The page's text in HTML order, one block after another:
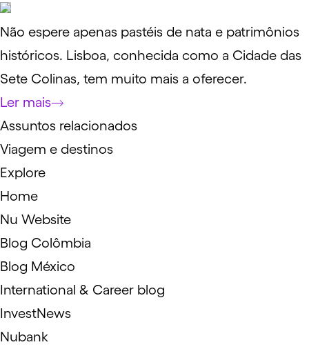
Não espere apenas pastéis de nata e patrimônios
históricos. Lisboa, conhecida como a Cidade das
Sete Colinas, tem muito mais a oferecer.
Ler mais
Assuntos relacionados
Viagem e destinos
Explore
Home
Nu Website
Blog Colômbia
Blog México
International & Career blog
InvestNews
Nubank